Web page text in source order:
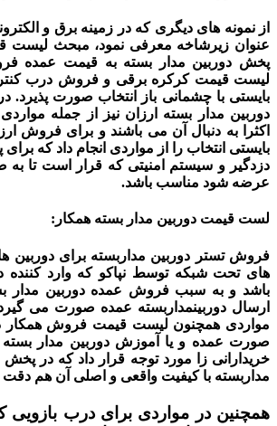
از نمونه های دیگری که در زمینه برق و
عنوان زیرشاخه معرفی نمود، مبحث لیست
پخش دوربین مدار بسته به قیمت عمده
لیست قیمت کرکره برقی وفروش درب
بایستی با چشمانی باز انتخاب صورت پذیرد.
دوربین مدار بسته ارزان نیز از جمله
اکثرا به دنبال آن می باشند و برای فروش
بایستی انتخاب را از مواردی انجام داد که
دزدگیر و سیستم امنیتی که قرار است تا
عرضه شود مناسب باشد.
لست قیمت دوربین مدار بسته همکار:
های تحت شبکه توسط نپاکو که وارد
باشد و به سببفروش عمده دوربین مدار
ارسال دوربینمداربسته عمده صورت می
مواردی همچنون لیست قیمت فروش همکار
صورت عمده و یا
آموزش دوربین مدار
خریدارانی زا مورد توجه قرار داد که در
مداربسته با کیفیت واقعی و اصلی آن هم
همچنین در مواردی برای درب بازویی